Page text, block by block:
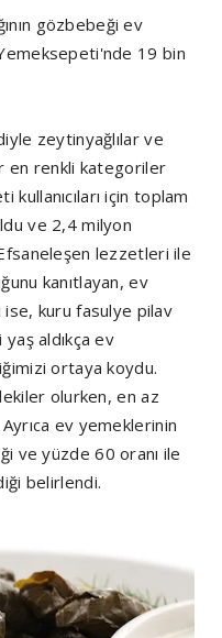
gözbebeği ev
19 bin
zeytinyağlılar ve
en renkli kategoriler
için toplam
ve 2,4 milyon
lezzetleri ile
kanıtlayan, ev
ise, kuru fasulye pilav
aldıkça ev
ortaya koydu.
olurken, en az
ev yemeklerinin
ve yüzde 60 oranı ile
belirlendi.